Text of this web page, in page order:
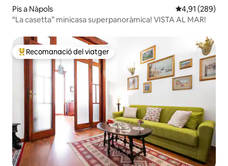
Pis a Nàpols 4,91 de
4,91 (289)
“La casetta” minicasa superpanoràmica! VISTA AL MAR!
Principals recomanacions dels viatgers
Recomanació del viatger